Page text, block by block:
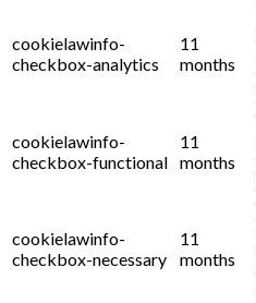
cookielawinfo-
checkbox-analytics
11
months
cookielawinfo-
checkbox-functional
11
months
cookielawinfo-
checkbox-necessary
11
months